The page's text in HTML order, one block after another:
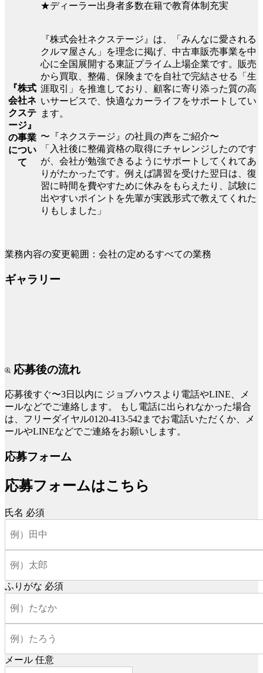
★ディーラー出身者多数在籍で教育体制充実
『株式
会社ネ
クステ
ージ』
の事業
につい
て
『株式会社ネクステージ』は、「みんなに愛される
クルマ屋さん」を理念に掲げ、中古車販売事業を中
心に全国展開する東証プライム上場企業です。販売
から買取、整備、保険までを自社で完結させる「生
涯取引」を推進しており、顧客に寄り添った質の高
いサービスで、快適なカーライフをサポートしてい
ます。
〜『ネクステージ』の社員の声をご紹介〜
「入社後に整備資格の取得にチャレンジしたのです
が、会社が勉強できるようにサポートしてくれてあ
りがたかったです。例えば講習を受けた翌日は、復
習に時間を費やすために休みをもらえたり、試験に
出やすいポイントを先輩が実践形式で教えてくれた
りもしました」
業務内容の変更範囲：会社の定めるすべての業務
ギャラリー
応募後の流れ
応募後すぐ〜3日以内に ジョブハウスより電話やLINE、メ
ールなどでご連絡します。
もし電話に出られなかった場合
は、フリーダイヤル0120-413-542までお電話いただくか、メ
ールやLINEなどでご連絡をお願いします。
応募フォーム
応募フォームはこちら
氏名 必須
ふりがな 必須
メール 任意